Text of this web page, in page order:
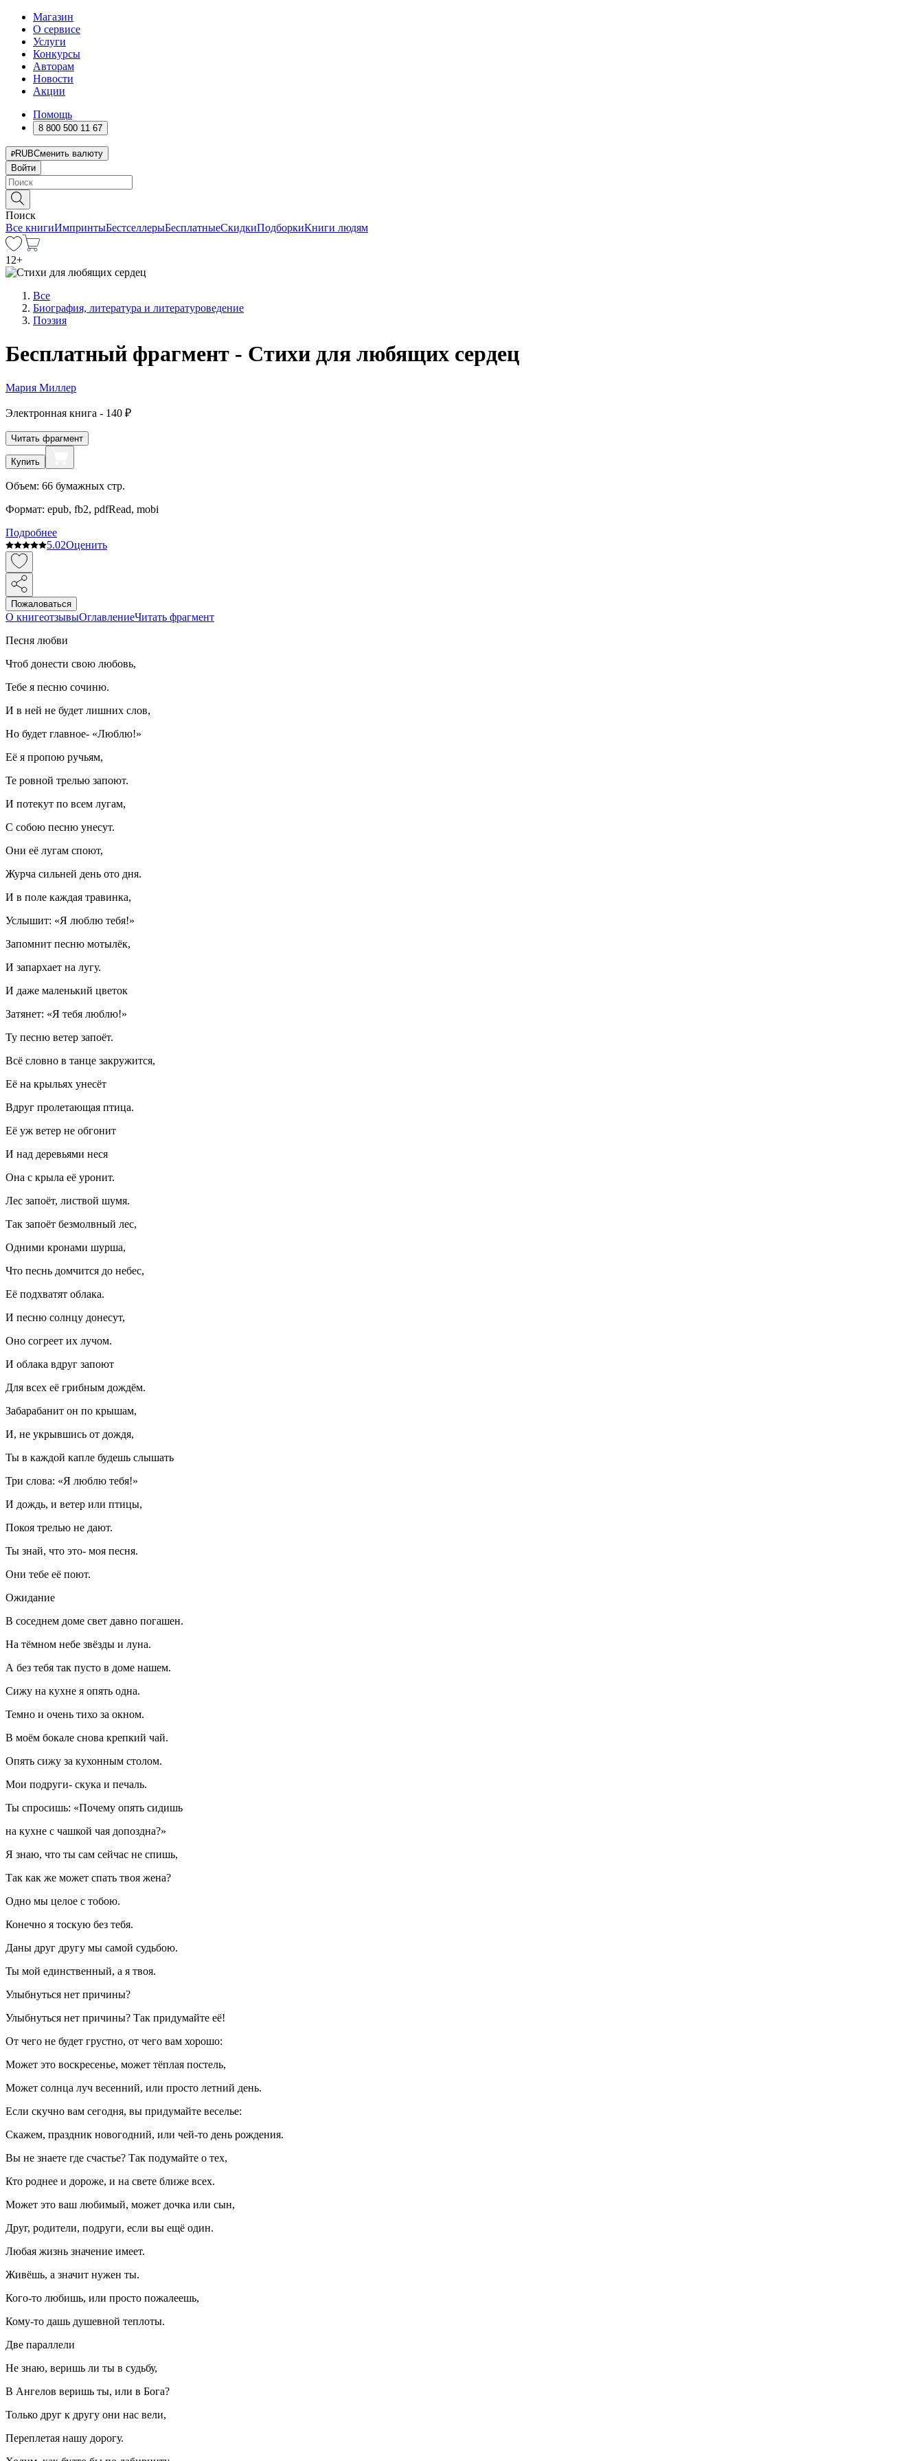
Магазин
О сервисе
Услуги
Конкурсы
Авторам
Новости
Акции
Помощь
8 800 500 11 67
RUBСменить валюту
Войти
Поиск
Все книгиИмпринтыБестселлерыБесплатныеСкидкиПодборкиКниги людям
12+
Все
Биография, литература и литературоведение
Поэзия
Бесплатный фрагмент - Стихи для любящих сердец
Мария Миллер
Электронная книга - 140 ₽
Читать фрагмент
Купить
Объем: 66 бумажных стр.
Формат: epub, fb2, pdfRead, mobi
Подробнее
5.02Оценить
Пожаловаться
О книгеотзывыОглавлениеЧитать фрагмент
Песня любви
Чтоб донести свою любовь,
Тебе я песню сочиню.
И в ней не будет лишних слов,
Но будет главное- «Люблю!»
Её я пропою ручьям,
Те ровной трелью запоют.
И потекут по всем лугам,
С собою песню унесут.
Они её лугам споют,
Журча сильней день ото дня.
И в поле каждая травинка,
Услышит: «Я люблю тебя!»
Запомнит песню мотылёк,
И запархает на лугу.
И даже маленький цветок
Затянет: «Я тебя люблю!»
Ту песню ветер запоёт.
Всё словно в танце закружится,
Её на крыльях унесёт
Вдруг пролетающая птица.
Её уж ветер не обгонит
И над деревьями неся
Она с крыла её уронит.
Лес запоёт, листвой шумя.
Так запоёт безмолвный лес,
Одними кронами шурша,
Что песнь домчится до небес,
Её подхватят облака.
И песню солнцу донесут,
Оно согреет их лучом.
И облака вдруг запоют
Для всех её грибным дождём.
Забарабанит он по крышам,
И, не укрывшись от дождя,
Ты в каждой капле будешь слышать
Три слова: «Я люблю тебя!»
И дождь, и ветер или птицы,
Покоя трелью не дают.
Ты знай, что это- моя песня.
Они тебе её поют.
Ожидание
В соседнем доме свет давно погашен.
На тёмном небе звёзды и луна.
А без тебя так пусто в доме нашем.
Сижу на кухне я опять одна.
Темно и очень тихо за окном.
В моём бокале снова крепкий чай.
Опять сижу за кухонным столом.
Мои подруги- скука и печаль.
Ты спросишь: «Почему опять сидишь
на кухне с чашкой чая допоздна?»
Я знаю, что ты сам сейчас не спишь,
Так как же может спать твоя жена?
Одно мы целое с тобою.
Конечно я тоскую без тебя.
Даны друг другу мы самой судьбою.
Ты мой единственный, а я твоя.
Улыбнуться нет причины?
Улыбнуться нет причины? Так придумайте её!
От чего не будет грустно, от чего вам хорошо:
Может это воскресенье, может тёплая постель,
Может солнца луч весенний, или просто летний день.
Если скучно вам сегодня, вы придумайте веселье:
Скажем, праздник новогодний, или чей-то день рождения.
Вы не знаете где счастье? Так подумайте о тех,
Кто роднее и дороже, и на свете ближе всех.
Может это ваш любимый, может дочка или сын,
Друг, родители, подруги, если вы ещё один.
Любая жизнь значение имеет.
Живёшь, а значит нужен ты.
Кого-то любишь, или просто пожалеешь,
Кому-то дашь душевной теплоты.
Две параллели
Не знаю, веришь ли ты в судьбу,
В Ангелов веришь ты, или в Бога?
Только друг к другу они нас вели,
Переплетая нашу дорогу.